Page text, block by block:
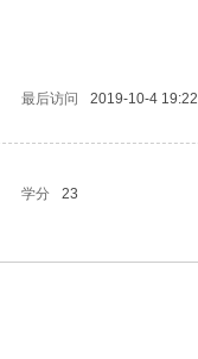
最后访问 2019-10-4 19:22
学分 23